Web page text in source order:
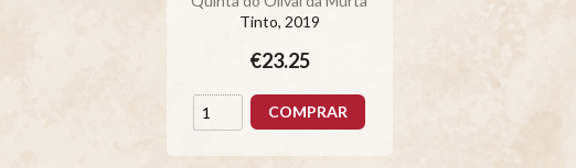
Tinto, 2019
€23.25
COMPRAR